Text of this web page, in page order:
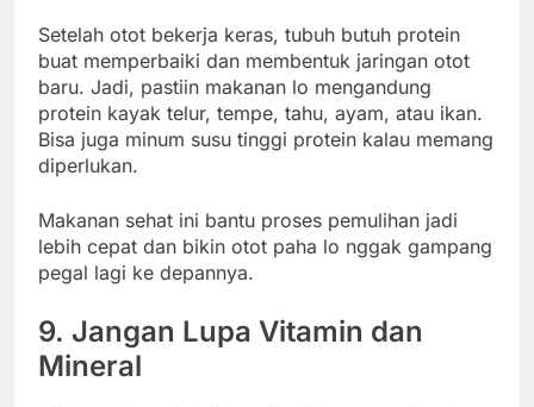
Setelah otot bekerja keras, tubuh butuh protein
buat memperbaiki dan membentuk jaringan otot
baru. Jadi, pastiin makanan lo mengandung
protein kayak telur, tempe, tahu, ayam, atau ikan.
Bisa juga minum susu tinggi protein kalau memang
diperlukan.
Makanan sehat ini bantu proses pemulihan jadi
lebih cepat dan bikin otot paha lo nggak gampang
pegal lagi ke depannya.
9. Jangan Lupa Vitamin dan
Mineral